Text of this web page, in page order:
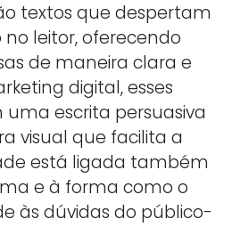
textos que despertam
leitor, oferecendo
de maneira clara e
digital, esses
escrita persuasiva
visual que facilita a
está ligada também
e à forma como o
às dúvidas do público-